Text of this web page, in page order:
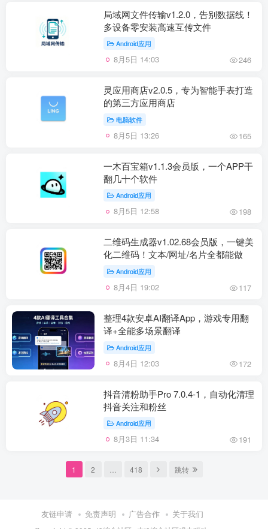
局域网文件传输v1.2.0，告别数据线！
多设备零安装高速互传文件
Android应用
8月5日 14:03 246
灵应用商店v2.0.5，专为智能手表打造
的第三方应用商店
电脑软件
8月5日 13:26 165
一木百宝箱v1.1.3会员版，一个APP干
翻几十个软件
Android应用
8月5日 12:58 198
二维码生成器v1.02.68会员版，一键美
化二维码！文本/网址/名片全都能做
Android应用
8月4日 19:02 117
整理4款安卓AI翻译App，游戏专用翻
译+全能多场景翻译
Android应用
8月4日 12:03 172
抖音清粉助手Pro 7.0.4-1，自动化清理
抖音关注和粉丝
Android应用
8月3日 11:34 191
1 2 418 跳转
友链申请 免责声明 广告合作 关于我们